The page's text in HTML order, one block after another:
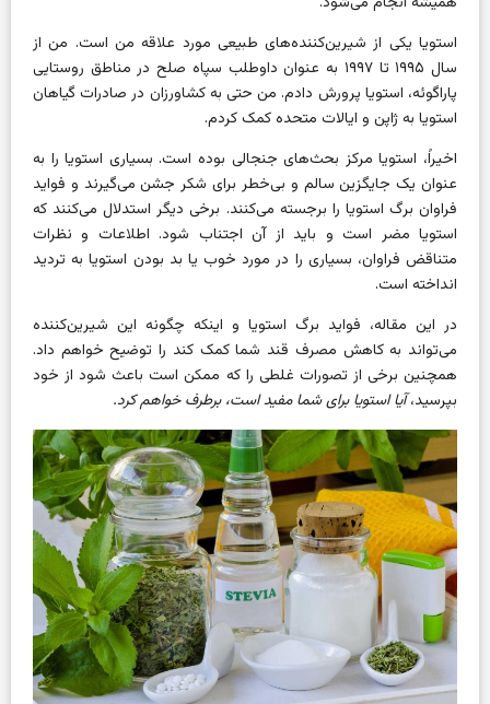
استویا یکی از شیرین‌کننده‌های طبیعی مورد علاقه من است. من از
سال ۱۹۹۵ تا ۱۹۹۷ به عنوان داوطلب سپاه صلح در مناطق روستایی
پاراگوئه، استویا پرورش دادم. من حتی به کشاورزان در صادرات گیاهان
استویا به ژاپن و ایالات متحده کمک کردم.
اخیراً، استویا مرکز بحث‌های جنجالی بوده است. بسیاری استویا را به
عنوان یک جایگزین سالم و بی‌خطر برای شکر جشن می‌گیرند و فواید
فراوان برگ استویا را برجسته می‌کنند. برخی دیگر استدلال می‌کنند که
استویا مضر است و باید از آن اجتناب شود. اطلاعات و نظرات
متناقض فراوان، بسیاری را در مورد خوب یا بد بودن استویا به تردید
انداخته است.
در این مقاله، فواید برگ استویا و اینکه چگونه این شیرین‌کننده
می‌تواند به کاهش مصرف قند شما کمک کند را توضیح خواهم داد.
همچنین برخی از تصورات غلطی را که ممکن است باعث شود از خود
بپرسید،آیا استویا برای شما مفید است، برطرف خواهم کرد.